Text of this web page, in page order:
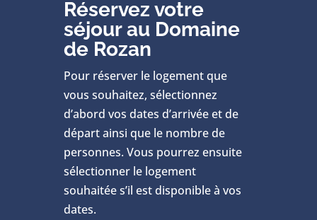
Réservez votre
séjour au Domaine
de Rozan
Pour réserver le logement que
vous souhaitez, sélectionnez
d’abord vos dates d’arrivée et de
départ ainsi que le nombre de
personnes. Vous pourrez ensuite
sélectionner le logement
souhaitée s’il est disponible à vos
dates.